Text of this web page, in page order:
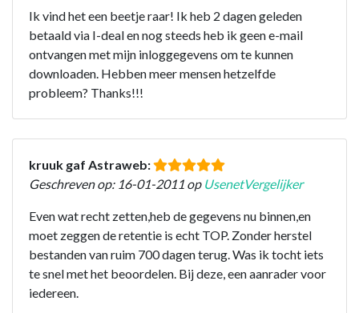
Ik vind het een beetje raar! Ik heb 2 dagen geleden
betaald via I-deal en nog steeds heb ik geen e-mail
ontvangen met mijn inloggegevens om te kunnen
downloaden. Hebben meer mensen hetzelfde
probleem? Thanks!!!
kruuk gaf Astraweb:
Geschreven op: 16-01-2011 op UsenetVergelijker
Even wat recht zetten,heb de gegevens nu binnen,en
moet zeggen de retentie is echt TOP. Zonder herstel
bestanden van ruim 700 dagen terug. Was ik tocht iets
te snel met het beoordelen. Bij deze, een aanrader voor
iedereen.